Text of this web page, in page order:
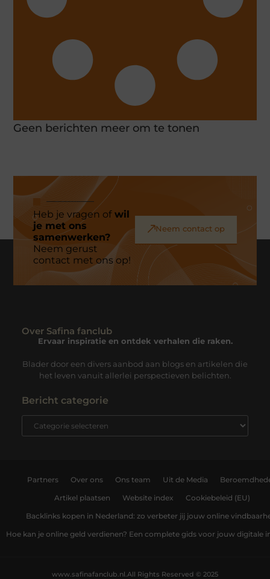
Geen berichten meer om te tonen
Heb je vragen ofwil
je met ons
samenwerken?
Neem gerust
contact met ons op!
Neem contact op
Over Safina fanclub
Ervaar inspiratie en ontdek verhalen die raken.
Blader door een divers aanbod aan blogs en artikelen die
het leven vanuit allerlei perspectieven belichten.
Bericht categorie
Partners Over ons Ons team Uit de Media
Artikel plaatsen Website index Cookiebeleid (EU)
Backlinks kopen in Nederland: zo verbeter jij jouw online
Hoe kan je online geld verdienen? Een complete gids voor jouw digitale
All Rights Reserved © 2025
www.safinafanclub.nl.